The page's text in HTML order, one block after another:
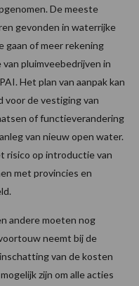
De meeste
gevonden in waterrijke
gaan of meer rekening
pluimveebedrijven in
Het plan van aanpak kan
voor de vestiging van
of functieverandering
van nieuw open water.
risico op introductie van
met provincies en
andere moeten nog
neemt bij de
van de kosten
zijn om alle acties